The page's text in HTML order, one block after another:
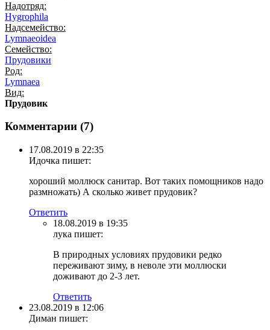
Надотряд:
Hygrophila
Надсемейство:
Lymnaeoidea
Семейство:
Прудовики
Род:
Lymnaea
Вид:
Прудовик
Комментарии (7)
17.08.2019 в 22:35
Идочка пишет:
хороший моллюск санитар. Вот таких помощников надо
размножать) А сколько живет прудовик?
Ответить
18.08.2019 в 19:35
лука пишет:
В природных условиях прудовики редко
переживают зиму, в неволе эти моллюски
доживают до 2-3 лет.
Ответить
23.08.2019 в 12:06
Диман пишет: